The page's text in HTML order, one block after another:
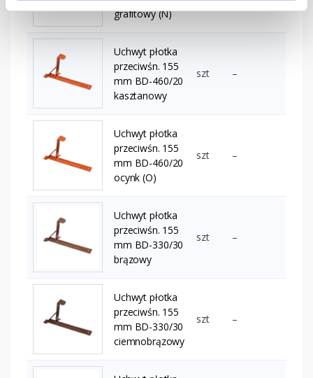
grafitowy (N)
Uchwyt płotka
przeciwśn. 155
mm BD-460/20
kasztanowy
szt –
Uchwyt płotka
przeciwśn. 155
mm BD-460/20
ocynk (O)
szt –
Uchwyt płotka
przeciwśn. 155
mm BD-330/30
brązowy
szt –
Uchwyt płotka
przeciwśn. 155
mm BD-330/30
ciemnobrązowy
szt –